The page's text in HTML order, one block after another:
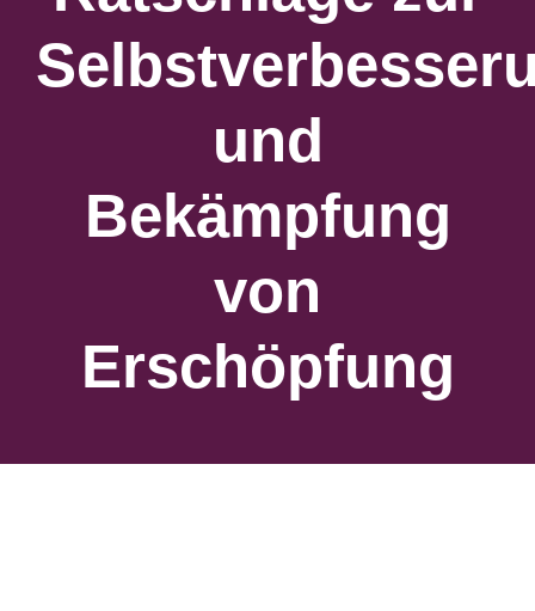
und
Bekämpfung
von
Erschöpfung